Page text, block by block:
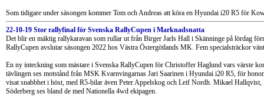
Som tidigare under säsongen kommer Tom och Andreas att köra en Hyundai i20 R5 för
22-10-19 Stor rallyfinal för Svenska RallyCupen i Marknadsnatta
Det blir en mäktig rallykaravan som rullar ut från Birger Jarls Hall i Skänninge på lördag
RallyCupen avslutar säsongen 2022 hos Västra Östergötlands MK. Fem specialsträckor
En ny inteckning som mästare i Svenska RallyCupen för Christoffer Haglund vars värste
tävlingen ses motstånd från MSK Kvarnvingarnas Jari Saarinen i Hyundai i20 R5, för
visat snabbhet i höst, med R5-bilar även Peter Appelskog och Leif Nordh. Mikael
Söderberg ses bland de med Nationella 4wd ekipagen.